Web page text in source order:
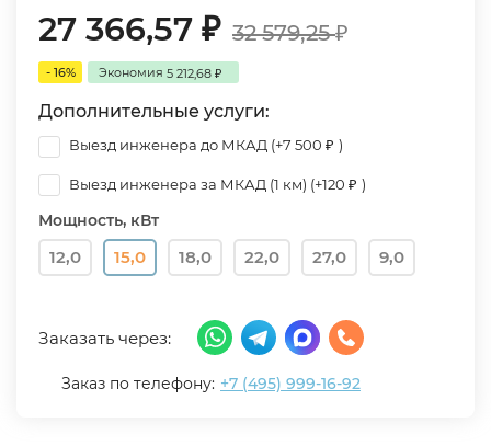
27 366,57 ₽ 32 579,25₽
- 16% Экономия 5 212,68 ₽
Дополнительные услуги:
Выезд инженера до МКАД (+7 500 ₽ )
Выезд инженера за МКАД (1 км) (+120 ₽ )
Мощность, кВт
12,0 15,0 18,0 22,0 27,0 9,0
Заказать через:
Заказ по телефону: +7 (495) 999-16-92